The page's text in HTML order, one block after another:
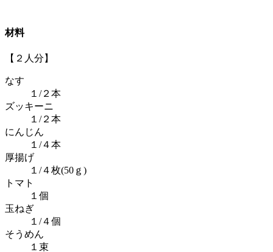
材料
【２人分】
なす
１/２本
ズッキーニ
１/２本
にんじん
１/４本
厚揚げ
１/４枚(50ｇ)
トマト
１個
玉ねぎ
１/４個
そうめん
１束